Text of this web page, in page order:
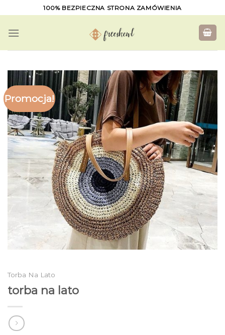
to
content
100% BEZPIECZNA STRONA ZAMÓWIENIA
Promocja!
Torba Na Lato
torba na lato